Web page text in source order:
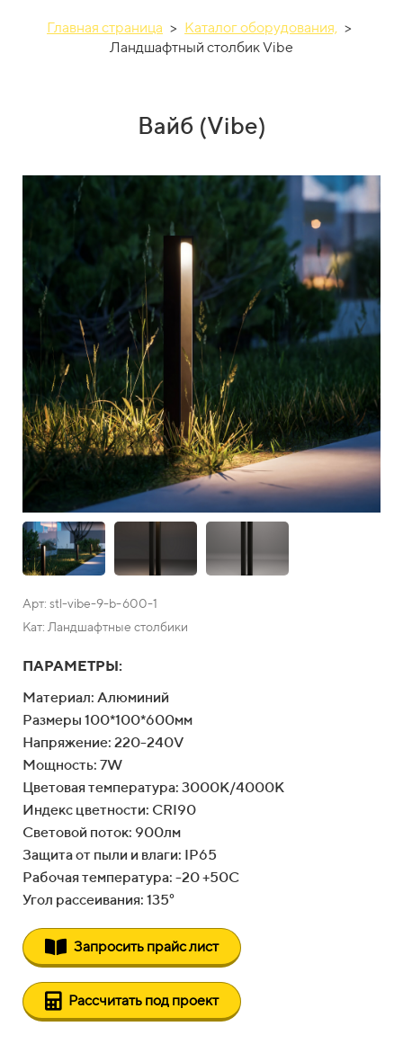
Главная страница > Каталог оборудования, >
Ландшафтный столбик Vibe
Вайб (Vibe)
Арт: stl-vibe-9-b-600-1
Кат: Ландшафтные столбики
ПАРАМЕТРЫ:
Материал: Алюминий
Размеры 100*100*600мм
Напряжение: 220-240V
Мощность: 7W
Цветовая температура: 3000К/4000К
Индекс цветности: CRI90
Световой поток: 900лм
Защита от пыли и влаги: IP65
Рабочая температура: -20 +50С
Угол рассеивания: 135°
Запросить прайс лист
Рассчитать под проект